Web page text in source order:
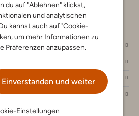
du auf "Ablehnen" klickst,
und analytischen
kannst auch auf "Cookie-
um mehr Informationen zu
Präferenzen anzupassen.
Einverstanden und weiter
Einstellungen